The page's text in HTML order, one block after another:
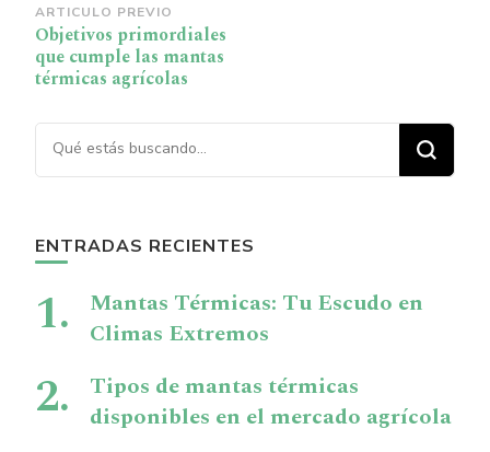
Navegación
de
publicación
ARTICULO PREVIO
Objetivos primordiales
que cumple las mantas
térmicas agrícolas
¿Buscas algo?
ENTRADAS RECIENTES
Mantas Térmicas: Tu Escudo en
Climas Extremos
Tipos de mantas térmicas
disponibles en el mercado agrícola